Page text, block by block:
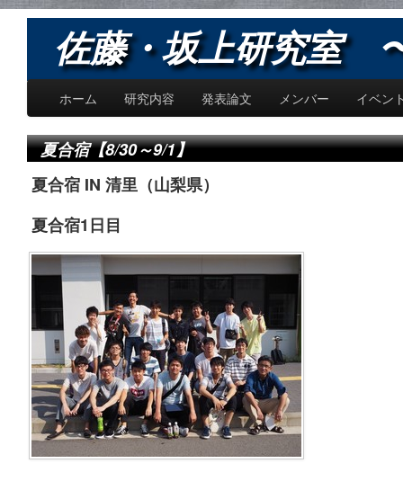
佐藤・坂上研究室
ホーム 研究内容 発表論文 メンバー イベン
夏合宿【8/30～9/1】
夏合宿 IN 清里（山梨県）
夏合宿1日目